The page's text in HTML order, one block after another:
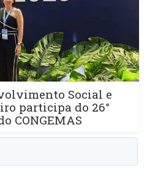
Social e
participa do 26°
CONGEMAS